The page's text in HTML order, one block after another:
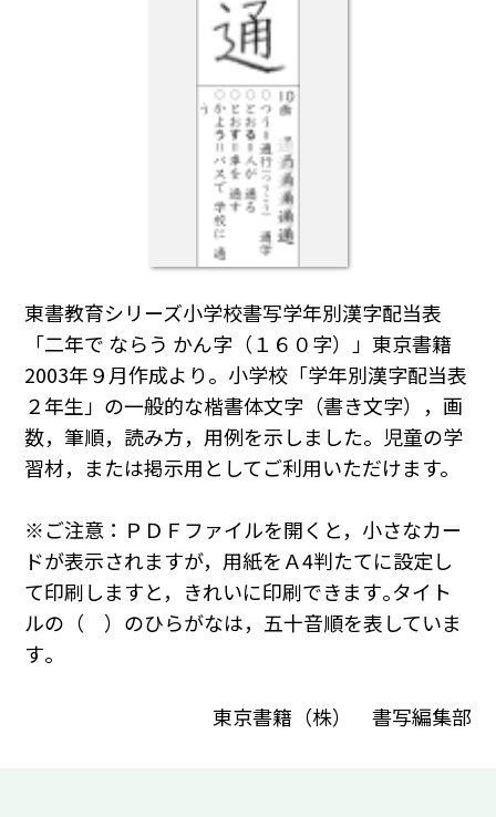
東書教育シリーズ小学校書写学年別漢字配当表
「二年で ならう かん字（１６０字）」東京書籍
2003年９月作成より。小学校「学年別漢字配当表
２年生」の一般的な楷書体文字（書き文字），画
数，筆順，読み方，用例を示しました。児童の学
習材，または掲示用としてご利用いただけます。
※ご注意：ＰＤＦファイルを開くと，小さなカー
ドが表示されますが，用紙をＡ4判たてに設定し
て印刷しますと，きれいに印刷できます｡タイト
ルの（ ）のひらがなは，五十音順を表していま
す｡
東京書籍（株） 書写編集部